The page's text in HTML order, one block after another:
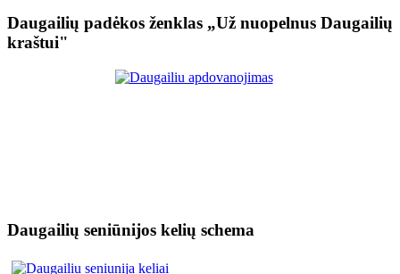
Daugailių padėkos ženklas „Už nuopelnus Daugailių
kraštui"
Daugailių seniūnijos kelių schema